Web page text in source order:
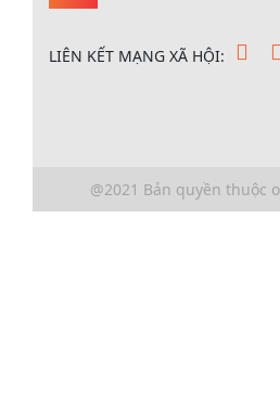
LIÊN KẾT MẠNG XÃ HỘI:
@2021 Bản quyền thuộc